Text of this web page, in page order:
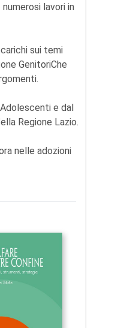
lavori in
sui temi
GenitoriChe
e dal
Regione Lazio.
nelle adozioni